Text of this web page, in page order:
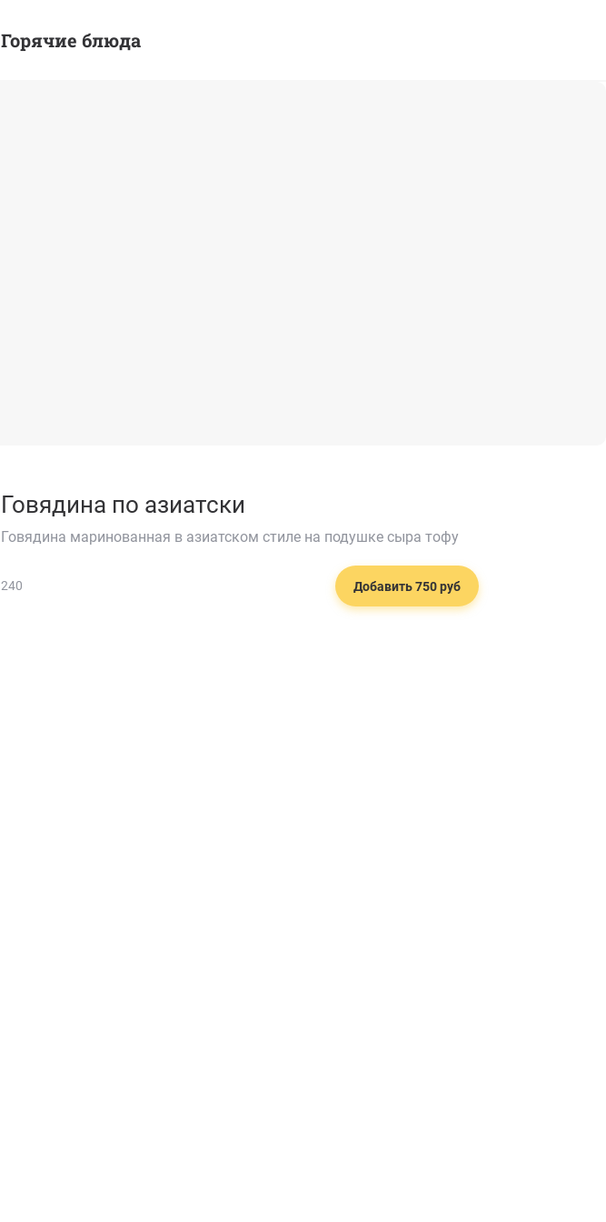
Горячие блюда
Говядина по азиатски
Говядина маринованная в азиатском стиле на подушке сыра тофу
240 Добавить 750 руб